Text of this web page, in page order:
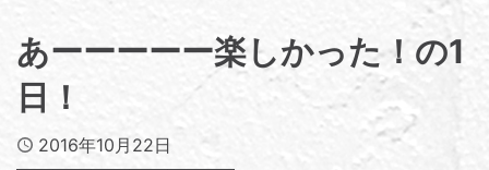
あーーーーー楽しかった！の1
日！
Published
2016年10月22日